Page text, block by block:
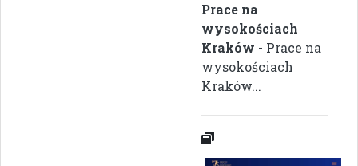
Prace na
wysokościach
Kraków - Prace na
wysokościach
Kraków...